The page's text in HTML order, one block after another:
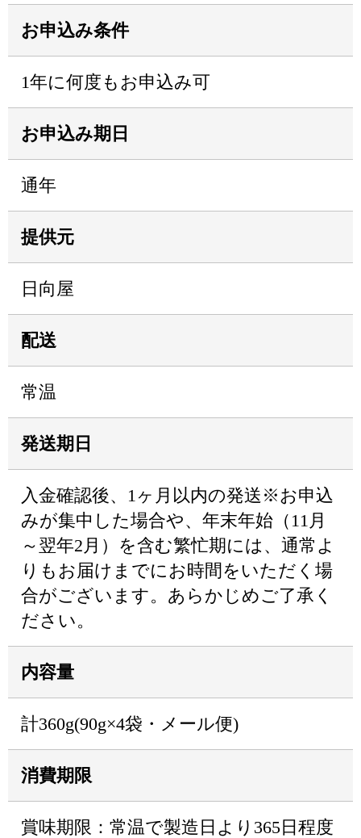
お申込み条件
1年に何度もお申込み可
お申込み期日
通年
提供元
日向屋
配送
常温
発送期日
入金確認後、1ヶ月以内の発送※お申込
みが集中した場合や、年末年始（11月
～翌年2月）を含む繁忙期には、通常よ
りもお届けまでにお時間をいただく場
合がございます。あらかじめご了承く
ださい。
内容量
計360g(90g×4袋・メール便)
消費期限
賞味期限：常温で製造日より365日程度